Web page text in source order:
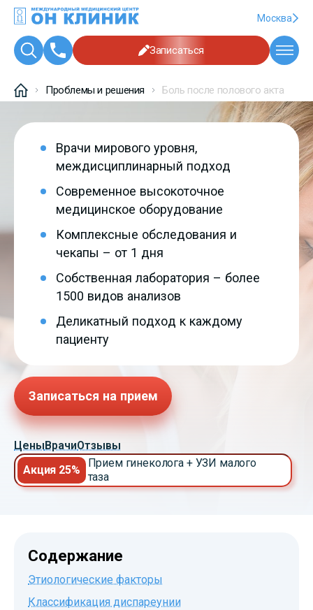
Москва
Записаться
Проблемы и решения Боль после полового акта
Врачи мирового уровня,
междисциплинарный подход
Современное высокоточное
медицинское оборудование
Комплексные обследования и
чекапы – от 1 дня
Собственная лаборатория – более
1500 видов анализов
Деликатный подход к каждому
пациенту
Записаться на прием
ЦеныВрачиОтзывы
Акция 25%
Прием гинеколога + УЗИ малого
таза
Содержание
Этиологические факторы
Классификация диспареунии